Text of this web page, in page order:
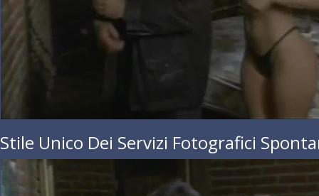
Unico Dei Servizi Fotografici